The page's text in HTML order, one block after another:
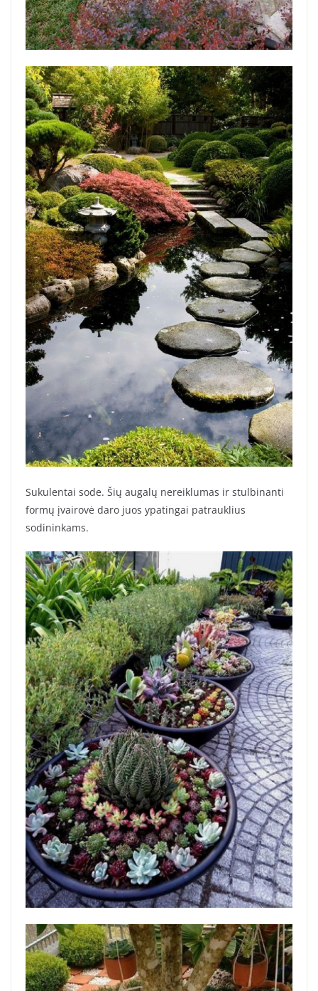
Sukulentai sode. Šių augalų nereiklumas ir stulbinanti
formų įvairovė daro juos ypatingai patrauklius
sodininkams.